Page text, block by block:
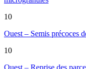
10
Ouest – Semis précoces
10